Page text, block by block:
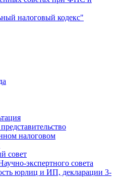
налоговый кодекс"
налоговом
совет
экспертного совета
юрлиц и ИП, декларации 3-